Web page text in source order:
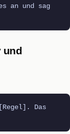
an und sag
und
Das